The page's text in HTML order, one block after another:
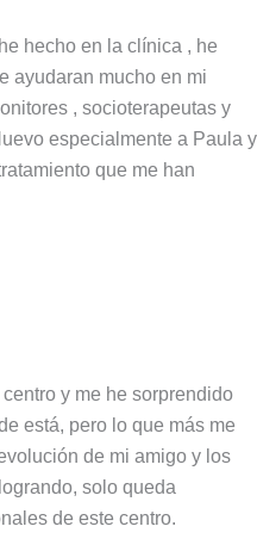
hecho en la clínica , he
ayudaran mucho en mi
, socioterapeutas y
especialmente a Paula y
que me han
y me he sorprendido
está, pero lo que más me
de mi amigo y los
solo queda
de este centro.